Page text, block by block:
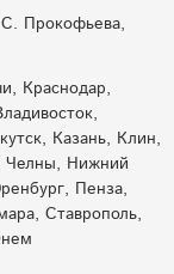
Прокофьева,
Краснодар,
Казань, Клин,
Челны, Нижний
Пенза,
Ставрополь,